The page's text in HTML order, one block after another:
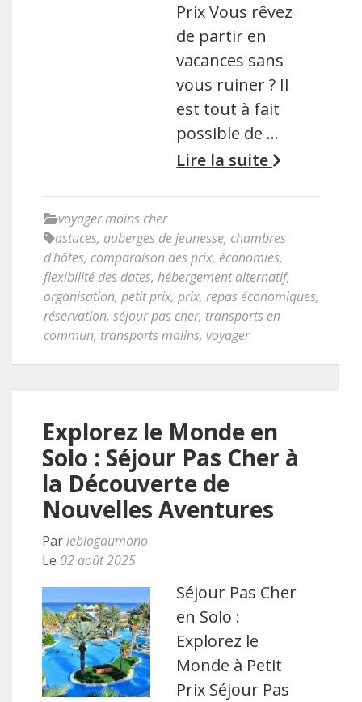
Prix Vous rêvez
de partir en
vacances sans
vous ruiner ? Il
est tout à fait
possible de …
Lire la suite
voyager moins cher
astuces, auberges de jeunesse, chambres
d'hôtes, comparaison des prix, économies,
flexibilité des dates, hébergement alternatif,
organisation, petit prix, prix, repas économiques,
réservation, séjour pas cher, transports en
commun, transports malins, voyager
Explorez le Monde en
Solo : Séjour Pas Cher à
la Découverte de
Nouvelles Aventures
Parleblogdumono
Le 02 août 2025
Séjour Pas Cher
en Solo :
Explorez le
Monde à Petit
Prix Séjour Pas